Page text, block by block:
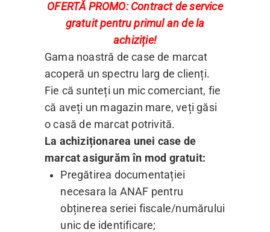
OFERTĂ PROMO: Contract de service
gratuit pentru primul an de la
achiziție!
Gama noastră de case de marcat
acoperă un spectru larg de clienți.
Fie că sunteți un mic comerciant, fie
că aveți un magazin mare, veți găsi
o casă de marcat potrivită.
La achiziționarea unei case de
marcat asigurăm în mod gratuit:
Pregătirea documentației
necesara la ANAF pentru
obținerea seriei fiscale/numărului
unic de identificare;